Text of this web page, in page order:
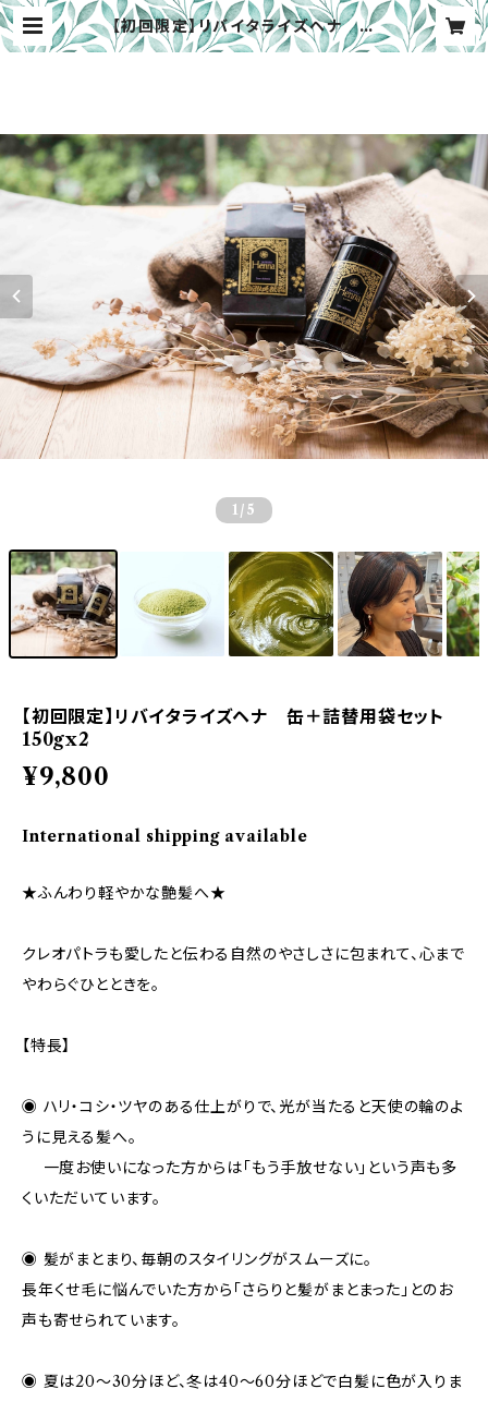
【初回限定】リバイタライズヘナ 缶
＋詰替用袋セット 150gx2 | ReVi
1 /5
【初回限定】リバイタライズヘナ 缶＋詰替用袋セット
150gx2
¥9,800
International shipping available
★ふんわり軽やかな艶髪へ★
クレオパトラも愛したと伝わる自然のやさしさに包まれて、心まで
やわらぐひとときを。
【特長】
◉ ハリ・コシ・ツヤのある仕上がりで、光が当たると天使の輪のよ
うに見える髪へ。
一度お使いになった方からは「もう手放せない」という声も多
くいただいています。
◉ 髪がまとまり、毎朝のスタイリングがスムーズに。
長年くせ毛に悩んでいた方から「さらりと髪がまとまった」とのお
声も寄せられています。
◉ 夏は20〜30分ほど、冬は40〜60分ほどで白髪に色が入りま